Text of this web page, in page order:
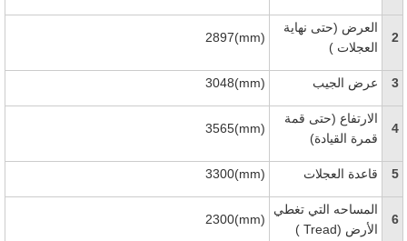
2
العرض (حتى نهاية
العجلات )
2897(mm)
3 عرض الجيب 3048(mm)
4
الارتفاع (حتى قمة
قمرة القيادة)
3565(mm)
5 قاعدة العجلات 3300(mm)
6
المساحه التي تغطي
الأرض (Tread
)
2300(mm)